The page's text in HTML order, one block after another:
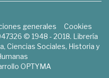
generales
Cookies
© 1948 - 2018. Librería
Ciencias Sociales, Historia y
OPTYMA